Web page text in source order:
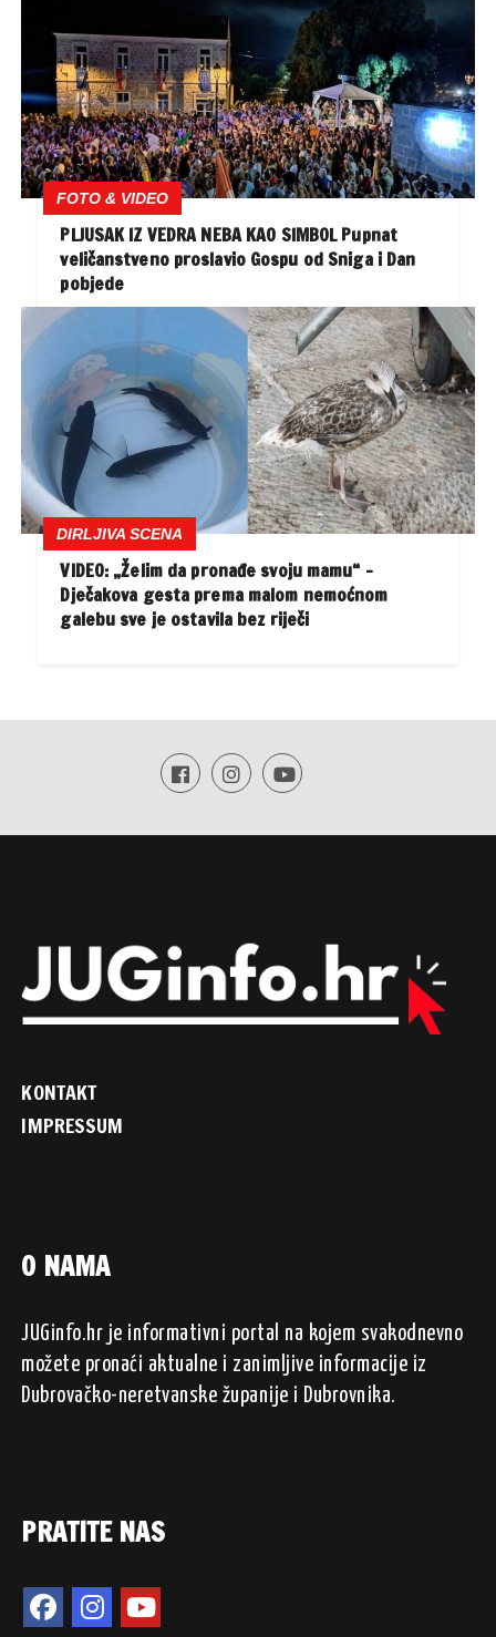
FOTO & VIDEO
PLJUSAK IZ VEDRA NEBA KAO SIMBOL Pupnat
veličanstveno proslavio Gospu od Sniga i Dan
pobjede
DIRLJIVA SCENA
VIDEO: „Želim da pronađe svoju mamu“ –
Dječakova gesta prema malom nemoćnom
galebu sve je ostavila bez riječi
KONTAKT
IMPRESSUM
O NAMA
JUGinfo.hr je informativni portal na kojem svakodnevno
možete pronaći aktualne i zanimljive informacije iz
Dubrovačko-neretvanske županije i Dubrovnika.
PRATITE NAS